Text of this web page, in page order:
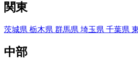
関東
茨城県 栃木県 群馬県 埼玉県 千葉県
中部